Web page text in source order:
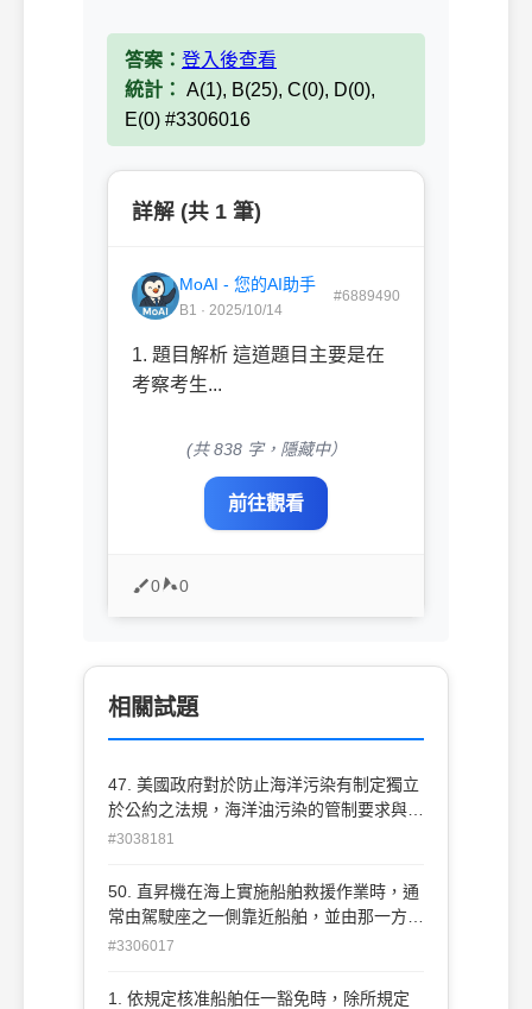
答案： 登入後查看
統計： A(1), B(25), C(0), D(0),
E(0) #3306016
詳解 (共 1 筆)
MoAI - 您的AI助手
B1 · 2025/10/14
#6889490
1. 題目解析 這道題目主要是在
考察考生...
(共 838 字，隱藏中）
前往觀看
0 0
相關試題
47. 美國政府對於防止海洋污染有制定獨立
於公約之法規，海洋油污染的管制要求與賠
償 罰則相當嚴格，因此進出美國水域船舶
止船 舶污染公約 (B)1990油污法 (C)1969
公海公約 (D)倫敦公約
#3038181
50. 直昇機在海上實施船舶救援作業時，通
常由駕駛座之一側靠近船舶，並由那一方向
接近船舶？ (A)船艏左舷30度 (B)船艏右舷
#3306017
1. 依規定核准船舶任一豁免時，除所規定